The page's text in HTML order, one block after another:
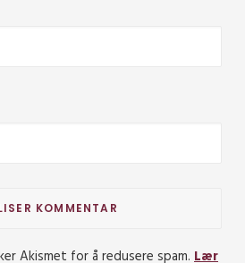
Akismet for å redusere spam. Lær